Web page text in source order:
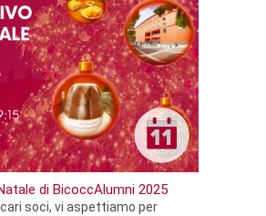
di BicoccAlumni 2025
soci, vi aspettiamo per